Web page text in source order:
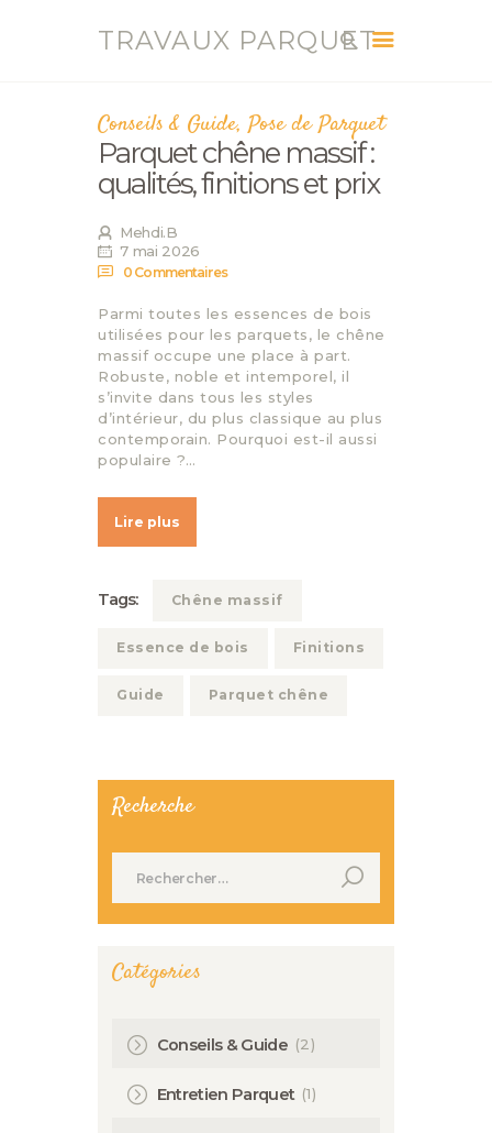
TRAVAUX PARQUET
ACCUEIL
SERVICES
CONTACT
BLOG
Conseils & Guide,Pose de Parquet
Parquet chêne massif :
qualités, finitions et prix
Mehdi.B
7 mai 2026
0 Commentaires
Parmi toutes les essences de bois
utilisées pour les parquets, le chêne
massif occupe une place à part.
Robuste, noble et intemporel, il
s’invite dans tous les styles
d’intérieur, du plus classique au plus
contemporain. Pourquoi est-il aussi
populaire ?…
Lire plus
Tags: Chêne massif
Essence de bois Finitions
Guide Parquet chêne
Recherche
Catégories
Conseils & Guide (2)
Entretien Parquet (1)